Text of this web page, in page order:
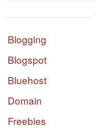
Blogging
Blogspot
Bluehost
Domain
Freebies